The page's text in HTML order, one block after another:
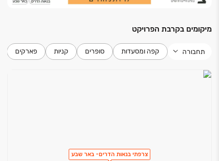
מיקומים בקרבת הפרויקט
תחבורה קפה ומסעדות סופרים קניות פארקים
צרפתי בנאות הדרים- באר שבע